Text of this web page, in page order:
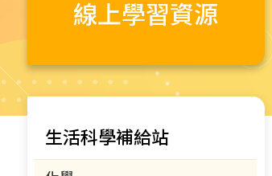
線上學習資源
生活科學補給站